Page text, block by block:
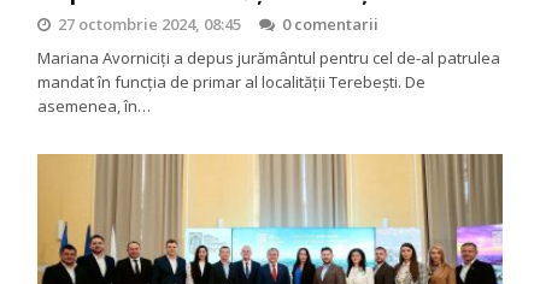
27 octombrie 2024, 08:45
0 comentarii
Mariana Avorniciți a depus jurământul pentru cel de-al patrulea
mandat în funcția de primar al localității Terebești. De
asemenea, în…